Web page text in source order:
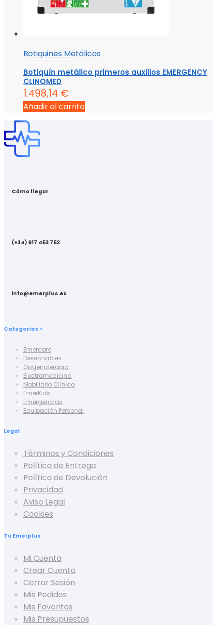
Botiquines Metálicos
Botiquín metálico primeros auxilios EMERGENCY
CLINOMED
1.498,14 €
Añadir al carrito
Cómo llegar
(+34) 917 453 752
info@emerplus.es
Categorías +
Emercare
Desechables
Oxigenoterapia
Electromedicina
Mobiliario Clínico
EmerKids
Emergencias
Equipación Personal
Legal
Términos y Condiciones
Política de Entrega
Política de Devolución
Privacidad
Aviso Legal
Cookies
Tu Emerplus
Mi Cuenta
Crear Cuenta
Cerrar Sesión
Mis Pedidos
Mis Favoritos
Mis Presupuestos